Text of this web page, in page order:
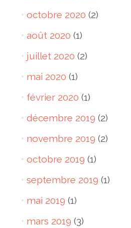
octobre 2020 (2)
août 2020 (1)
juillet 2020 (2)
mai 2020 (1)
février 2020 (1)
décembre 2019 (2)
novembre 2019 (2)
octobre 2019 (1)
septembre 2019 (1)
mai 2019 (1)
mars 2019 (3)